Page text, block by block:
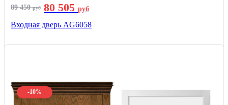
89 450руб 80 505 руб
Входная дверь AG6058
-10%